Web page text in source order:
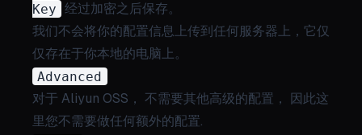
Key 经过加密之后保存。
我们不会将你的配置信息上传到任何服务器上，它仅
仅存在于你本地的电脑上。
Advanced
对于 Aliyun OSS， 不需要其他高级的配置， 因此这
里您不需要做任何额外的配置.